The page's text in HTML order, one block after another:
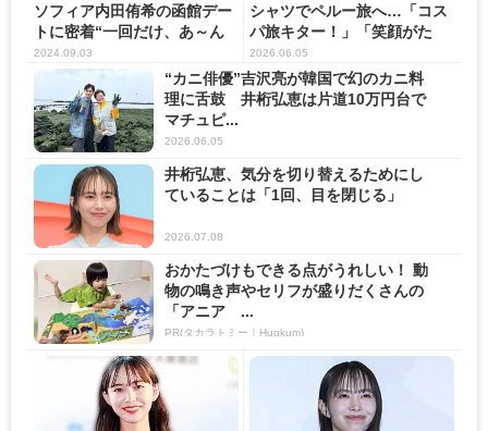
ソフィア内田侑希の函館デー
トに密着“一回だけ、あ～ん
っ...
2024.09.03
シャツでペルー旅へ…「コス
パ旅キター！」「笑顔がた
く...
2026.06.05
“カニ俳優”吉沢亮が韓国で幻のカニ料
理に舌鼓 井桁弘恵は片道10万円台で
マチュピ...
2026.06.05
井桁弘恵、気分を切り替えるためにし
ていることは「1回、目を閉じる」
2026.07.08
おかたづけもできる点がうれしい！ 動
物の鳴き声やセリフが盛りだくさんの
「アニア ...
PR(タカラトミー｜Hugkum)